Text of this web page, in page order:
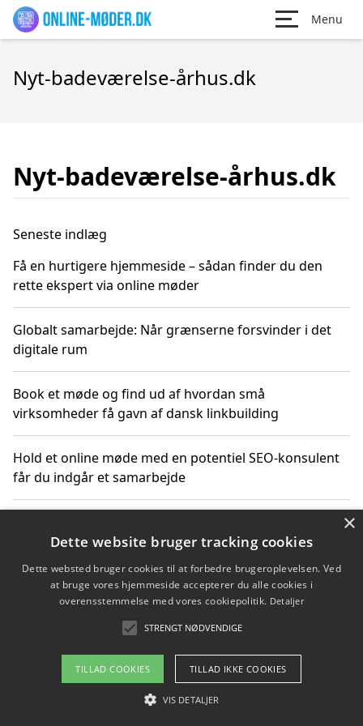
Menu
Nyt-badeværelse-århus.dk
Nyt-badeværelse-århus.dk
Seneste indlæg
Få en hurtigere hjemmeside – sådan finder du den
rette ekspert via online møder
Globalt samarbejde: Når grænserne forsvinder i det
digitale rum
Book et møde og find ud af hvordan små
virksomheder få gavn af dansk linkbuilding
Hold et online møde med en potentiel SEO-konsulent
får du indgår et samarbejde
Hold et møde med en WordPress ekspert og vælg den
mest professionelle til at vedligeholde din løsning
Copyright 2026 - Pilanto Aps
Om / kontakt
×
Dette website bruger tracking cookies
Dette websted bruger cookies til at forbedre brugeroplevelsen. Ved
at bruge vores hjemmeside accepterer du alle cookies i
overensstemmelse med vores cookiepolitik. Detaljer
STRENGT NØDVENDIGE
TILLAD COOKIES TILLAD IKKE COOKIES
VIS DETALJER